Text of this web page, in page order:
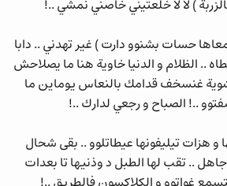
) لا لا خلعتيني خاصني نمشي ..!
حسات بشنوو دارت ) غير تهدني .. دابا
.. الظلام و الدنيا خاوية هنا ما يصلاحش
غنسخف قدامك بالنعاس يوماين ما
..! الصباح و رجعي لدارك ..!
و هزات تيليفونها عيطاتلوو .. بقى شحال
.. تقب لها الطبل د وذنيها تا بعدات